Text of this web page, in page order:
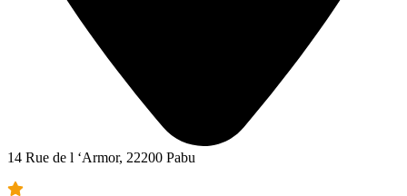
14 Rue de l ‘Armor, 22200 Pabu